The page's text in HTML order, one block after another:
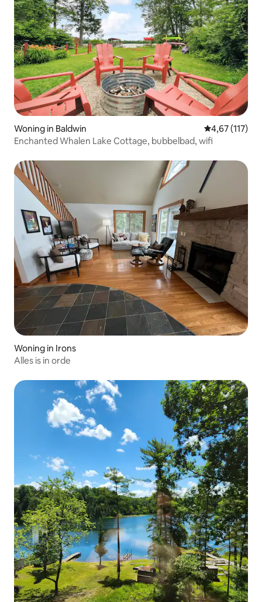
Woning in Baldwin Gemiddelde
4,67 (117)
Enchanted Whalen Lake Cottage, bubbelbad, wifi
Woning in Irons
Alles is in orde